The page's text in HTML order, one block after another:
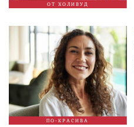
ОТ ХОЛИВУД
ПО-КРАСИВА